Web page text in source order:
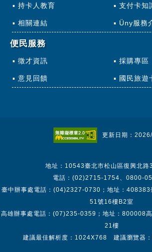
持卡人教育 支付卡知
相關連結 Üny服務
便民服務
徵才資訊 採購專區
意見回饋 國民旅遊
更新日期：
地址：10543臺北市松山區復興北路
電話：(02)2715-1754、0800-
臺中辦事處電話：(04)2327-0730；地址：408383
51號16樓B2室
高雄辦事處電話：(07)235-0359；地址：800008
21樓
建議最佳解析度：1024X768 建議瀏覽器